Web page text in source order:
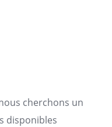
cherchons un
disponibles